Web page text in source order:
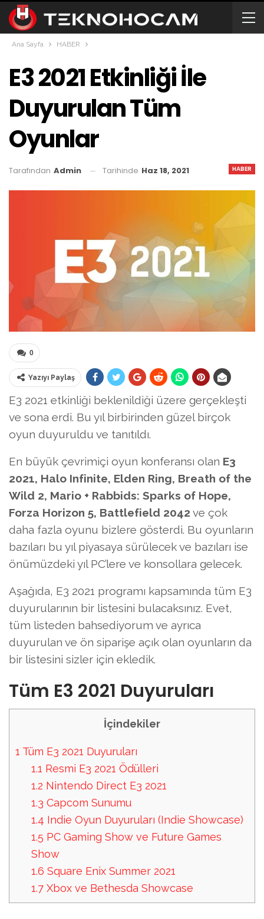
Ana Sayfa HABER
E3 2021 Etkinliği İle
Duyurulan Tüm
Oyunlar
HABER
Tarafından Admin Tarihinde Haz 18, 2021
0
Yazıyı Paylaş
E3 2021 etkinliği beklenildiği üzere gerçekleşti
ve sona erdi. Bu yıl birbirinden güzel birçok
oyun duyuruldu ve tanıtıldı.
En büyük çevrimiçi oyun konferansı olan E3
2021, Halo Infinite, Elden Ring, Breath of the
Wild 2, Mario + Rabbids: Sparks of Hope,
Forza Horizon 5, Battlefield 2042 ve çok
daha fazla oyunu bizlere gösterdi. Bu oyunların
bazıları bu yıl piyasaya sürülecek ve bazıları ise
önümüzdeki yıl PC’lere ve konsollara gelecek.
Aşağıda, E3 2021 programı kapsamında tüm E3
duyurularının bir listesini bulacaksınız. Evet,
tüm listeden bahsediyorum ve ayrıca
duyurulan ve ön siparişe açık olan oyunların da
bir listesini sizler için ekledik.
Tüm E3 2021 Duyuruları
İçindekiler
1 Tüm E3 2021 Duyuruları
1.1 Resmi E3 2021 Ödülleri
1.2 Nintendo Direct E3 2021
1.3 Capcom Sunumu
1.4 Indie Oyun Duyuruları (Indie Showcase)
1.5 PC Gaming Show ve Future Games
Show
1.6 Square Enix Summer 2021
1.7 Xbox ve Bethesda Showcase